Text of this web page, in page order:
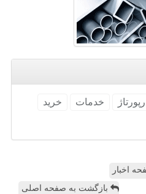
رپورتاژ خدمات
خرید
اخبار
بازگشت به صفحه اصلی